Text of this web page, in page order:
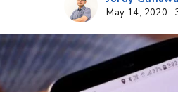
May 14, 2020 ·